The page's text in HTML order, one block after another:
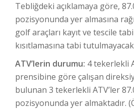
Tebliğdeki açıklamaya göre,
pozisyonunda yer almasına
golf araçları kayıt ve tescile
kısıtlamasına tabi
ATV’lerin durumu: 4 tekerlekli
prensibine göre çalışan
bulunan 3 tekerlekli ATV’ler
pozisyonunda yer almaktadır.